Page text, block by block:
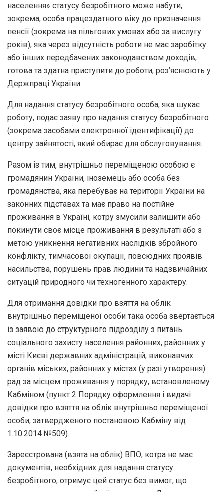
населення» статусу безробітного може набути,
зокрема, особа працездатного віку до призначення
пенсії (зокрема на пільгових умовах або за вислугу
років), яка через відсутність роботи не має заробітку
або інших передбачених законодавством доходів,
готова та здатна приступити до роботи, роз’яснюють у
Держпраці України.
Для надання статусу безробітного особа, яка шукає
роботу, подає заяву про надання статусу безробітного
(зокрема засобами електронної ідентифікації) до
центру зайнятості, який обирає для обслуговування.
Разом із тим, внутрішньо переміщеною особою є
громадянин України, іноземець або особа без
громадянства, яка перебуває на території України на
законних підставах та має право на постійне
проживання в Україні, котру змусили залишити або
покинути своє місце проживання в результаті або з
метою уникнення негативних наслідків збройного
конфлікту, тимчасової окупації, повсюдних проявів
насильства, порушень прав людини та надзвичайних
ситуацій природного чи техногенного характеру.
Для отримання довідки про взяття на облік
внутрішньо переміщеної особи така особа звертається
із заявою до структурного підрозділу з питань
соціального захисту населення районних, районних у
місті Києві державних адміністрацій, виконавчих
органів міських, районних у містах (у разі утворення)
рад за місцем проживання у порядку, встановленому
Кабміном (пункт 2 Порядку оформлення і видачі
довідки про взяття на облік внутрішньо переміщеної
особи, затвердженого постановою Кабміну від
1.10.2014 №509).
Зареєстрована (взята на облік) ВПО, котра не має
документів, необхідних для надання статусу
безробітного, отримує цей статус без вимог, що